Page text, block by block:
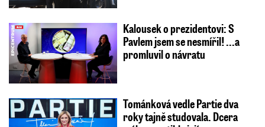
Kalousek o prezidentovi: S
Pavlem jsem se nesmířil! ...a
promluvil o návratu
Tománková vedle Partie dva
roky tajně studovala. Dcera